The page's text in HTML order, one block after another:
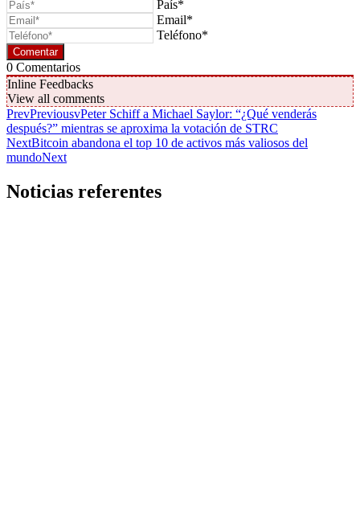
País*
Email*
Teléfono*
0 Comentarios
Inline Feedbacks
View all comments
PrevPreviousvPeter Schiff a Michael Saylor: “¿Qué venderás
después?” mientras se aproxima la votación de STRC
NextBitcoin abandona el top 10 de activos más valiosos del
mundoNext
Noticias referentes